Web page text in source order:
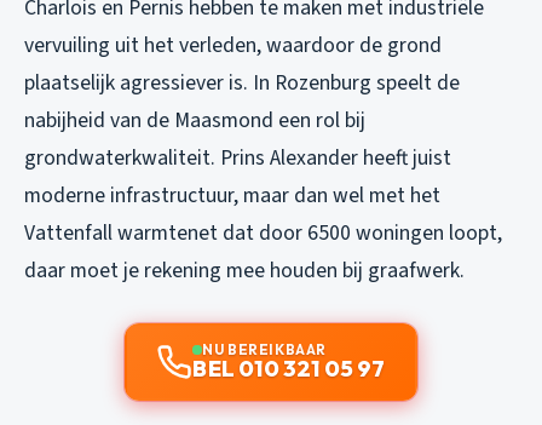
Charlois en Pernis hebben te maken met industriële
vervuiling uit het verleden, waardoor de grond
plaatselijk agressiever is. In Rozenburg speelt de
nabijheid van de Maasmond een rol bij
grondwaterkwaliteit. Prins Alexander heeft juist
moderne infrastructuur, maar dan wel met het
Vattenfall warmtenet dat door 6500 woningen loopt,
daar moet je rekening mee houden bij graafwerk.
NU BEREIKBAAR
BEL 010 321 05 97